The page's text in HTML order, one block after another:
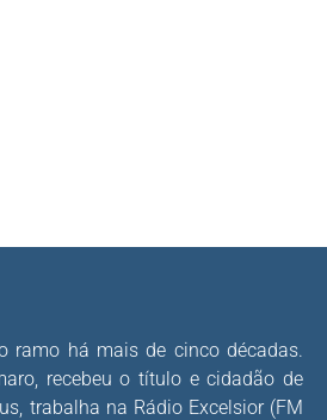
ramo há mais de cinco décadas.
recebeu o título e cidadão de
trabalha na Rádio Excelsior (FM